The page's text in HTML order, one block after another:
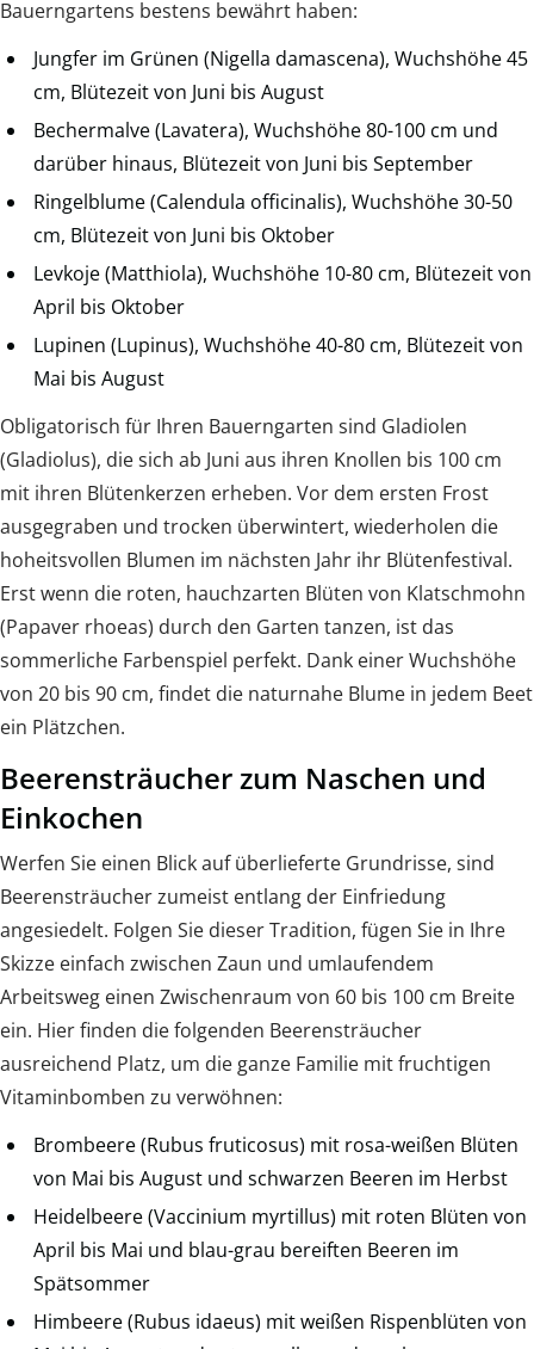
Bauerngartens bestens bewährt haben:
Jungfer im Grünen (Nigella damascena), Wuchshöhe 45
cm, Blütezeit von Juni bis August
Bechermalve (Lavatera), Wuchshöhe 80-100 cm und
darüber hinaus, Blütezeit von Juni bis September
Ringelblume (Calendula officinalis), Wuchshöhe 30-50
cm, Blütezeit von Juni bis Oktober
Levkoje (Matthiola), Wuchshöhe 10-80 cm, Blütezeit von
April bis Oktober
Lupinen (Lupinus), Wuchshöhe 40-80 cm, Blütezeit von
Mai bis August
Obligatorisch für Ihren Bauerngarten sind Gladiolen
(Gladiolus), die sich ab Juni aus ihren Knollen bis 100 cm
mit ihren Blütenkerzen erheben. Vor dem ersten Frost
ausgegraben und trocken überwintert, wiederholen die
hoheitsvollen Blumen im nächsten Jahr ihr Blütenfestival.
Erst wenn die roten, hauchzarten Blüten von Klatschmohn
(Papaver rhoeas) durch den Garten tanzen, ist das
sommerliche Farbenspiel perfekt. Dank einer Wuchshöhe
von 20 bis 90 cm, findet die naturnahe Blume in jedem Beet
ein Plätzchen.
Beerensträucher zum Naschen und
Einkochen
Werfen Sie einen Blick auf überlieferte Grundrisse, sind
Beerensträucher zumeist entlang der Einfriedung
angesiedelt. Folgen Sie dieser Tradition, fügen Sie in Ihre
Skizze einfach zwischen Zaun und umlaufendem
Arbeitsweg einen Zwischenraum von 60 bis 100 cm Breite
ein. Hier finden die folgenden Beerensträucher
ausreichend Platz, um die ganze Familie mit fruchtigen
Vitaminbomben zu verwöhnen:
Brombeere (Rubus fruticosus) mit rosa-weißen Blüten
von Mai bis August und schwarzen Beeren im Herbst
Heidelbeere (Vaccinium myrtillus) mit roten Blüten von
April bis Mai und blau-grau bereiften Beeren im
Spätsommer
Himbeere (Rubus idaeus) mit weißen Rispenblüten von